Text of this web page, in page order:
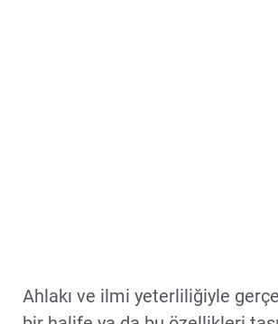
Ahlakı ve ilmi yeterliliğiyle